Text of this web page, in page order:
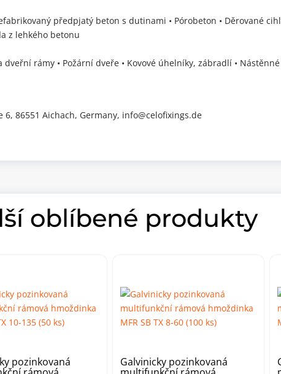
předpjatý beton s dutinami • Pórobeton • Děrované
z lehkého betonu
rámy • Požární dveře • Kovové úhelníky, zábradlí •
86551 Aichach, Germany, info@celofixings.de
oblíbené produkty
pozinkovaná Galvinicky pozinkovaná